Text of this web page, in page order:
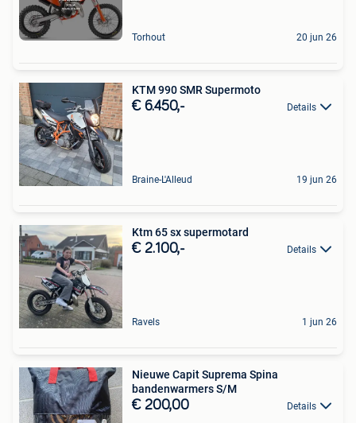
Torhout 20 jun 26
KTM 990 SMR Supermoto
€ 6.450,- Details
Braine-L'Alleud 19 jun 26
Ktm 65 sx supermotard
€ 2.100,- Details
Ravels 1 jun 26
Nieuwe Capit Suprema Spina
bandenwarmers S/M
€ 200,00 Details